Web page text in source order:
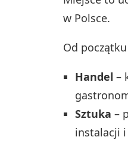
w Polsce.
Od
Handel –
Sztuka –
instalacji